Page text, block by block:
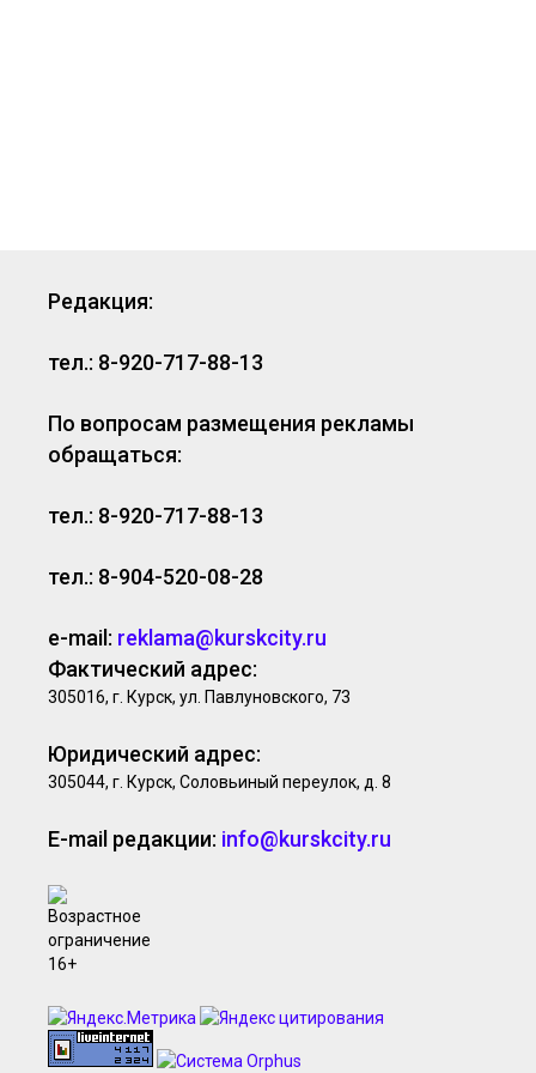
Редакция:
тел.: 8-920-717-88-13
По вопросам размещения рекламы
обращаться:
тел.: 8-920-717-88-13
тел.: 8-904-520-08-28
e-mail: reklama@kurskcity.ru
Фактический адрес:
305016, г. Курск, ул. Павлуновского, 73
Юридический адрес:
305044, г. Курск, Соловьиный переулок, д. 8
E-mail редакции: info@kurskcity.ru